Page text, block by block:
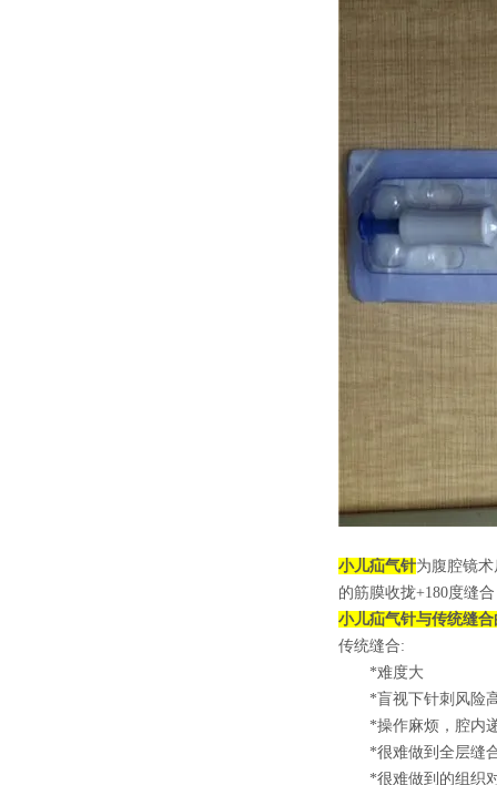
小儿疝气针为腹腔镜
的筋膜收拢+180度缝合
小儿疝气针与传统缝
传统缝合:
*难度大
*盲视下针刺风险
*操作麻烦，腔内递
*很难做到全层缝
*很难做到的组织